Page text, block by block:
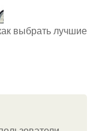
выбрать лучшие